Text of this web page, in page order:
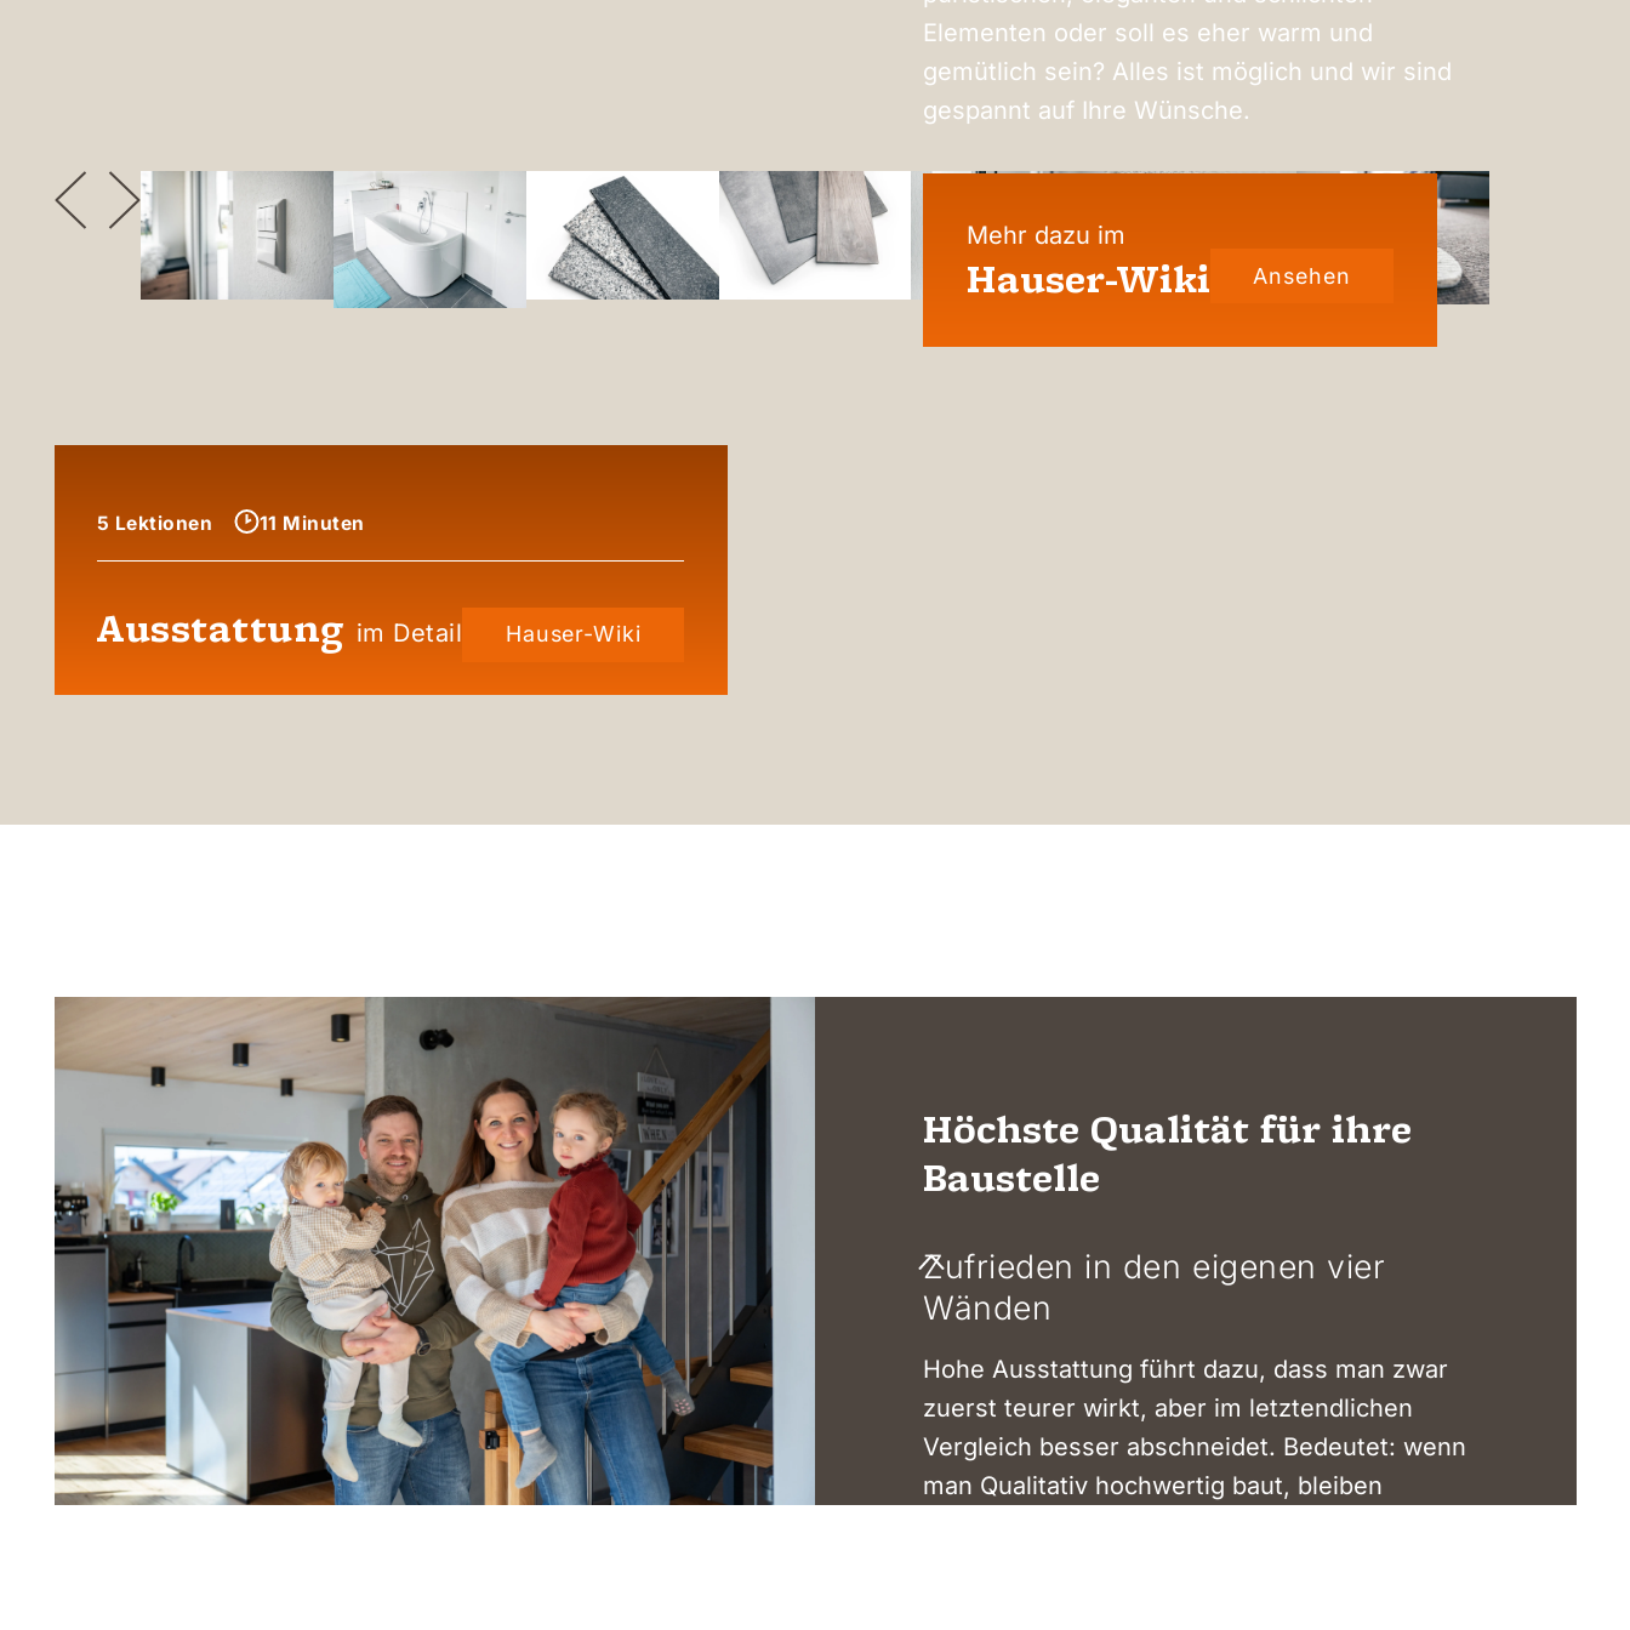
Elementen oder soll es eher warm und
gemütlich sein? Alles ist möglich und wir sind
gespannt auf Ihre Wünsche.
Mehr dazu im
Hauser-Wiki Ansehen
5 Lektionen 11 Minuten
Ausstattung im Detail Hauser-Wiki
Höchste Qualität für ihre
Baustelle
Zufrieden in den eigenen vier
Wänden
Hohe Ausstattung führt dazu, dass man zwar
zuerst teurer wirkt, aber im letztendlichen
Vergleich besser abschneidet. Bedeutet: wenn
man Qualitativ hochwertig baut, bleiben